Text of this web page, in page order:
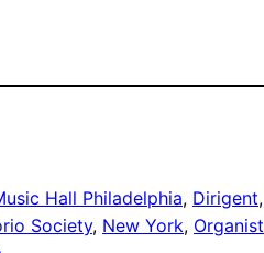
Hall Philadelphia, Dirigent,
Society, New York, Organist